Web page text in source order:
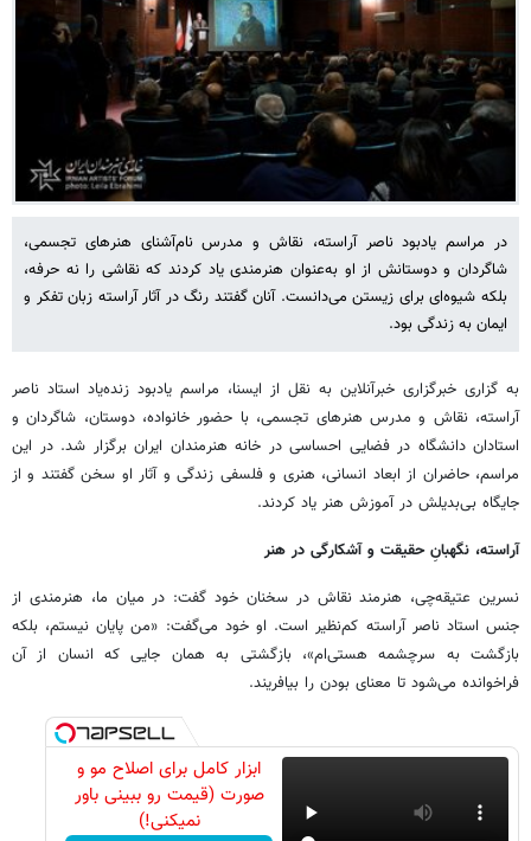
در مراسم یادبود ناصر آراسته، نقاش و مدرس نام‌آشنای هنرهای تجسمی،
شاگردان و دوستانش از او به‌عنوان هنرمندی یاد کردند که نقاشی را نه حرفه،
بلکه شیوه‌ای برای زیستن می‌دانست. آنان گفتند رنگ در آثار آراسته زبان تفکر و
ایمان به زندگی بود.
به گزاری خبرگزاری خبرآنلاین به نقل از ایسنا، مراسم یادبود زنده‌یاد استاد ناصر
آراسته، نقاش و مدرس هنرهای تجسمی، با حضور خانواده، دوستان، شاگردان و
استادان دانشگاه در فضایی احساسی در خانه هنرمندان ایران برگزار شد. در این
مراسم، حاضران از ابعاد انسانی، هنری و فلسفی زندگی و آثار او سخن گفتند و از
جایگاه بی‌بدیلش در آموزش هنر یاد کردند.
آراسته، نگهبانِ حقیقت و آشکارگی در هنر
نسرین عتیقه‌چی، هنرمند نقاش در سخنان خود گفت: در میان ما، هنرمندی از
جنس استاد ناصر آراسته کم‌نظیر است. او خود می‌گفت: «من پایان نیستم، بلکه
بازگشت به سرچشمه هستی‌ام»، بازگشتی به همان جایی که انسان از آن
فراخوانده می‌شود تا معنای بودن را بیافریند.
ابزار کامل برای اصلاح مو و
صورت (قیمت رو ببینی باور
نمیکنی!)